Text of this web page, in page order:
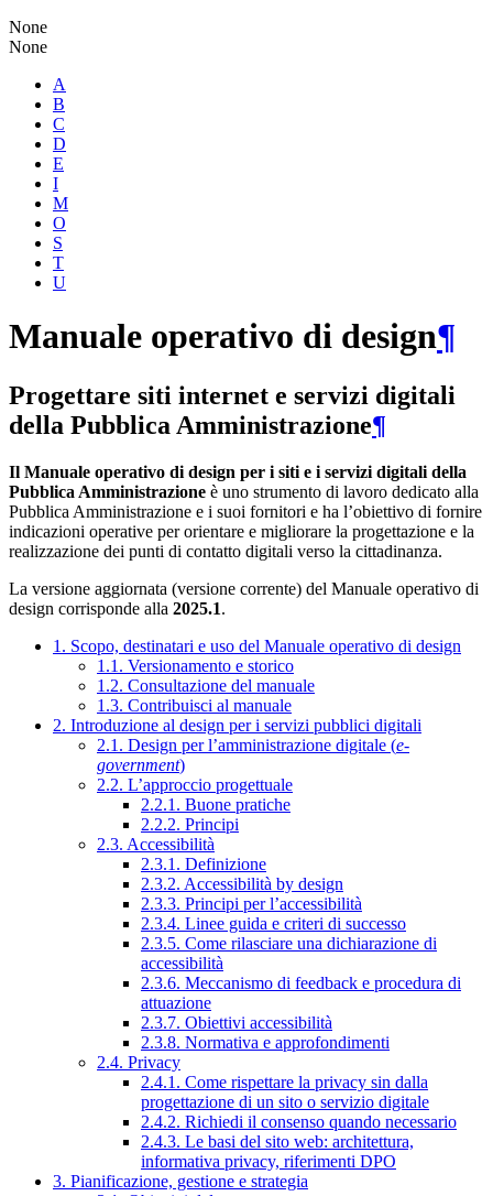
None
None
A
B
C
D
E
I
M
O
S
T
U
Manuale operativo di design¶
Progettare siti internet e servizi digitali
della Pubblica Amministrazione¶
Il Manuale operativo di design per i siti e i servizi digitali della
Pubblica Amministrazione è uno strumento di lavoro dedicato alla
Pubblica Amministrazione e i suoi fornitori e ha l’obiettivo di fornire
indicazioni operative per orientare e migliorare la progettazione e la
realizzazione dei punti di contatto digitali verso la cittadinanza.
La versione aggiornata (versione corrente) del Manuale operativo di
design corrisponde alla 2025.1.
1. Scopo, destinatari e uso del Manuale operativo di design
1.1. Versionamento e storico
1.2. Consultazione del manuale
1.3. Contribuisci al manuale
2. Introduzione al design per i servizi pubblici digitali
2.1. Design per l’amministrazione digitale (e-
government)
2.2. L’approccio progettuale
2.2.1. Buone pratiche
2.2.2. Principi
2.3. Accessibilità
2.3.1. Definizione
2.3.2. Accessibilità by design
2.3.3. Principi per l’accessibilità
2.3.4. Linee guida e criteri di successo
2.3.5. Come rilasciare una dichiarazione di
accessibilità
2.3.6. Meccanismo di feedback e procedura di
attuazione
2.3.7. Obiettivi accessibilità
2.3.8. Normativa e approfondimenti
2.4. Privacy
2.4.1. Come rispettare la privacy sin dalla
progettazione di un sito o servizio digitale
2.4.2. Richiedi il consenso quando necessario
2.4.3. Le basi del sito web: architettura,
informativa privacy, riferimenti DPO
3. Pianificazione, gestione e strategia